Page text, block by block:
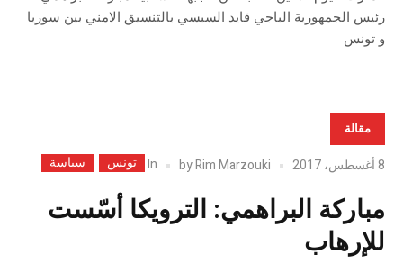
رئيس الجمهورية الباجي قايد السبسي بالتنسيق الامني بين سوريا
و تونس
مقالة
8 أغسطس، 2017 byRim Marzouki
In تونس سياسة
مباركة البراهمي: الترويكا أسّست
للإرهاب